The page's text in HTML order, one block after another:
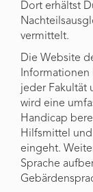
Dort erhältst
vermittelt.
Die Website
jeder Fakultät
wird eine
Handicap
Hilfsmittel
eingeht.
Sprache